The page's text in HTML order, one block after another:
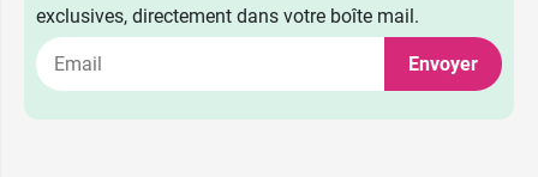
exclusives, directement dans votre boîte mail.
Envoyer